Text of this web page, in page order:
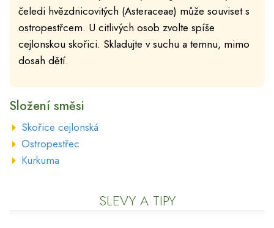
čeledi hvězdnicovitých (Asteraceae) může souviset s
ostropestřcem. U citlivých osob zvolte spíše
cejlonskou skořici. Skladujte v suchu a temnu, mimo
dosah dětí.
Složení směsi
Skořice cejlonská
Ostropestřec
Kurkuma
SLEVY A TIPY